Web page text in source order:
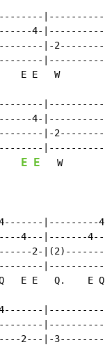
4-
|-
E E   W
4-
|-
E E
|---------
4---|-------
2-
E E   Q.    E
2---|-